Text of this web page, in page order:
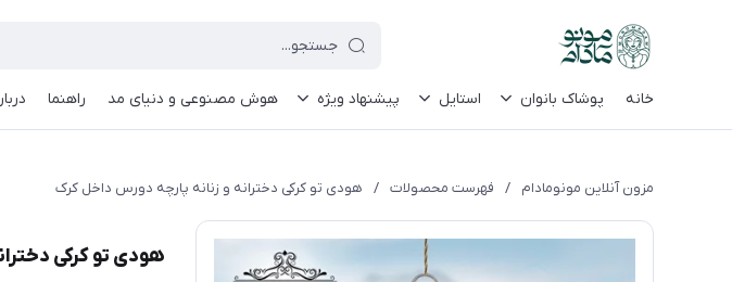
خانه پوشاک بانوان استایل پیشنهاد ویژه هوش مصنوعی و دنیای مد راهنما
مزون آنلاین مونومادام / فهرست محصولات / هودی تو کرکی دخترانه و زنانه پارچه دورس داخل کرک
هودی تو کرکی